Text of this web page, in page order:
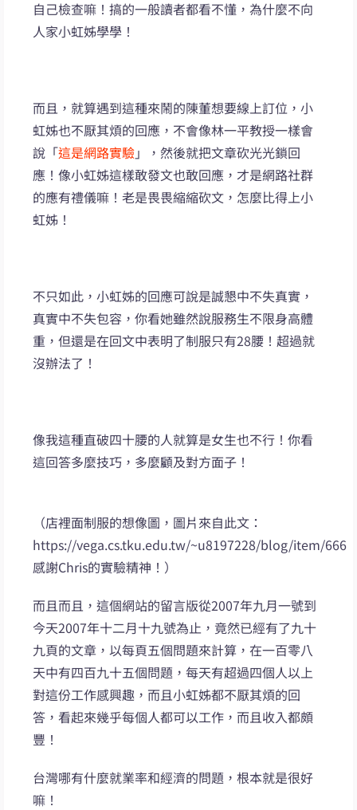
自己檢查嘛！搞的一般讀者都看不懂，為什麼不向
人家小虹姊學學！
而且，就算遇到這種來鬧的陳董想要線上訂位，小
虹姊也不厭其煩的回應，不會像林一平教授一樣會
說「這是網路實驗」，然後就把文章砍光光鎖回
應！像小虹姊這樣敢發文也敢回應，才是網路社群
的應有禮儀嘛！老是畏畏縮縮砍文，怎麼比得上小
虹姊！
不只如此，小虹姊的回應可說是誠懇中不失真實，
真實中不失包容，你看她雖然說服務生不限身高體
重，但還是在回文中表明了制服只有28腰！超過就
沒辦法了！
像我這種直破四十腰的人就算是女生也不行！你看
這回答多麼技巧，多麼顧及對方面子！
（店裡面制服的想像圖，圖片來自此文：
https://vega.cs.tku.edu.tw/~u8197228/blog/item/666
感謝Chris的實驗精神！）
而且而且，這個網站的留言版從2007年九月一號到
今天2007年十二月十九號為止，竟然已經有了九十
九頁的文章，以每頁五個問題來計算，在一百零八
天中有四百九十五個問題，每天有超過四個人以上
對這份工作感興趣，而且小虹姊都不厭其煩的回
答，看起來幾乎每個人都可以工作，而且收入都頗
豐！
台灣哪有什麼就業率和經濟的問題，根本就是很好
嘛！